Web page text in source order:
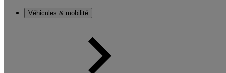
Véhicules & mobilité